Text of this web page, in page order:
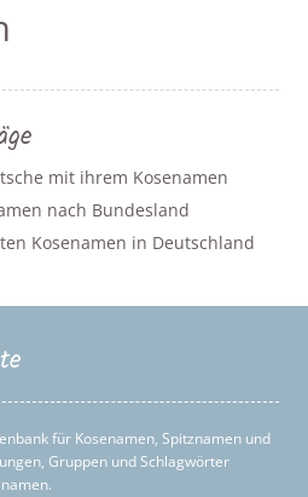
mit ihrem Kosenamen
nach Bundesland
Kosenamen in Deutschland
für Kosenamen, Spitznamen und
Gruppen und Schlagwörter